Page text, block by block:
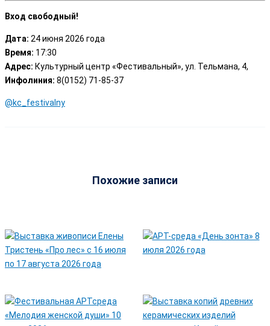
Вход свободный!
Дата: 24 июня 2026 года
Время: 17:30
Адрес: Культурный центр «Фестивальный», ул. Тельмана, 4,
Инфолиния: 8(0152) 71-85-37
@kc_festivalny
Похожие записи